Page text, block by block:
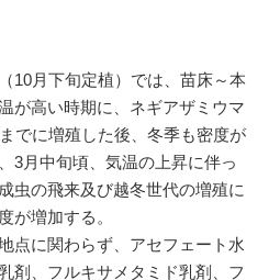
10月下旬定植）では、苗床～本
が高い時期に、ネギアザミウマ
でに増殖した後、冬季も密度が
3月中旬頃、気温の上昇に伴っ
虫の飛来及び越冬世代の増殖に
が増加する。
点に関わらず、アセフェート水
剤、フルキサメタミド乳剤、フ